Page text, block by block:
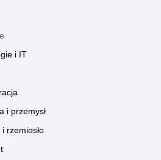
i IT
i przemysł
rzemiosło